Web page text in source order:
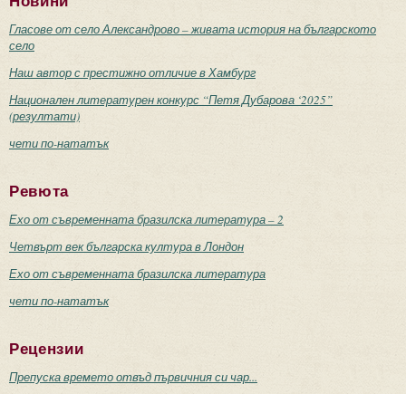
Гласове от село Александрово – живата история на българското
село
Наш автор с престижно отличие в Хамбург
Национален литературен конкурс “Петя Дубарова ‘2025”
(резултати)
чети по-нататък
Ревюта
Ехо от съвременната бразилска литература – 2
Четвърт век българска култура в Лондон
Ехо от съвременната бразилска литература
чети по-нататък
Рецензии
Препуска времето отвъд първичния си чар...